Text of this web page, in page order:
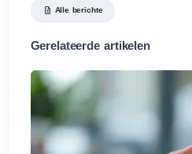
Alle berichte
Gerelateerde artikelen